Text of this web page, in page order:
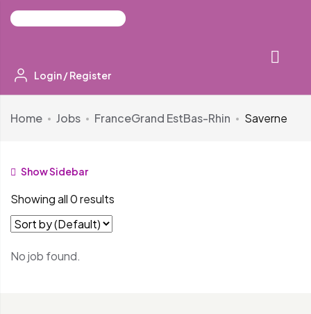
Login /Register
Home Jobs FranceGrand EstBas-Rhin Saverne
Show Sidebar
Showing all 0 results
No job found.